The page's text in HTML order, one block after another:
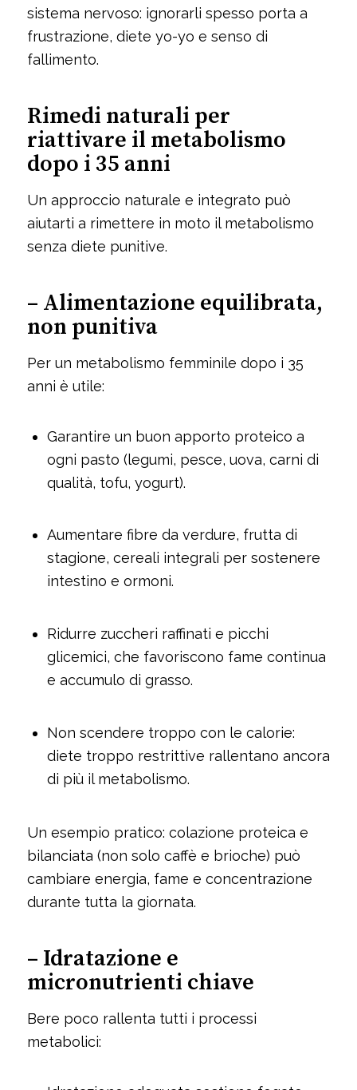
sistema nervoso: ignorarli spesso porta a
frustrazione, diete yo-yo e senso di
fallimento.
Rimedi naturali per
riattivare il metabolismo
dopo i 35 anni
Un approccio naturale e integrato può
aiutarti a rimettere in moto il metabolismo
senza diete punitive.
– Alimentazione equilibrata,
non punitiva
Per un metabolismo femminile dopo i 35
anni è utile:
Garantire un buon apporto proteico a
ogni pasto (legumi, pesce, uova, carni di
qualità, tofu, yogurt).
Aumentare fibre da verdure, frutta di
stagione, cereali integrali per sostenere
intestino e ormoni.
Ridurre zuccheri raffinati e picchi
glicemici, che favoriscono fame continua
e accumulo di grasso.
Non scendere troppo con le calorie:
diete troppo restrittive rallentano ancora
di più il metabolismo.
Un esempio pratico: colazione proteica e
bilanciata (non solo caffè e brioche) può
cambiare energia, fame e concentrazione
durante tutta la giornata.
– Idratazione e
micronutrienti chiave
Bere poco rallenta tutti i processi
metabolici: